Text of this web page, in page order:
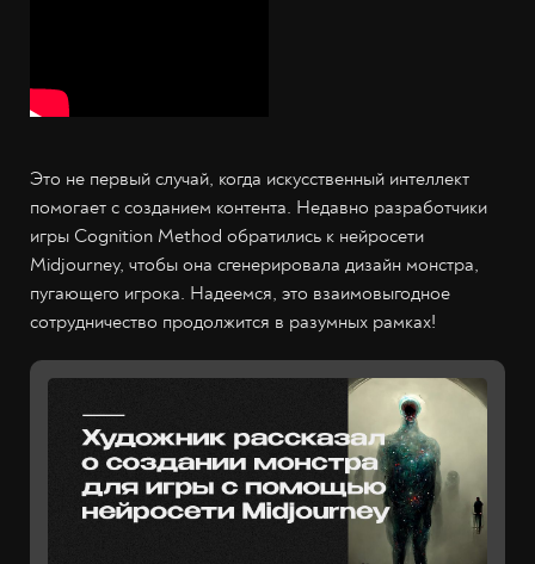
Это не первый случай, когда искусственный интеллект
помогает с созданием контента. Недавно разработчики
игры Cognition Method обратились к нейросети
Midjourney, чтобы она сгенерировала дизайн монстра,
пугающего игрока. Надеемся, это взаимовыгодное
сотрудничество продолжится в разумных рамках!